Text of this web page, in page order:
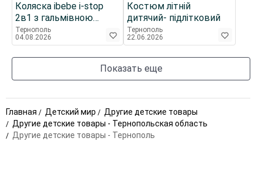
Коляска ibebe i-stop
2в1 з гальмівною
системою
Тернополь
04.08.2026
Костюм літній
дитячий- підлітковий
Тернополь
22.06.2026
Показать еще
Главная Детский мир
Другие детские товары
Другие детские товары - Тернопольская область
Другие детские товары - Тернополь